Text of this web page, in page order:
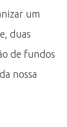
um
duas
de fundos
nossa